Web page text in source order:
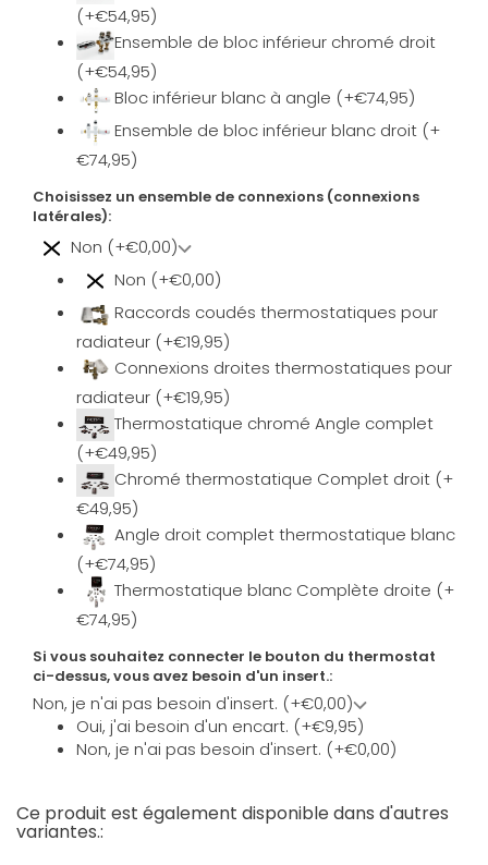
(+€54,95)
Ensemble de bloc inférieur chromé droit
(+€54,95)
Bloc inférieur blanc à angle (+€74,95)
Ensemble de bloc inférieur blanc droit (+
€74,95)
Choisissez un ensemble de connexions (connexions
latérales):
Non (+€0,00)
Non (+€0,00)
Raccords coudés thermostatiques pour
radiateur (+€19,95)
Connexions droites thermostatiques pour
radiateur (+€19,95)
Thermostatique chromé Angle complet
(+€49,95)
Chromé thermostatique Complet droit (+
€49,95)
Angle droit complet thermostatique blanc
(+€74,95)
Thermostatique blanc Complète droite (+
€74,95)
Si vous souhaitez connecter le bouton du thermostat
ci-dessus, vous avez besoin d'un insert.:
Non, je n'ai pas besoin d'insert. (+€0,00)
Oui, j'ai besoin d'un encart. (+€9,95)
Non, je n'ai pas besoin d'insert. (+€0,00)
Ce produit est également disponible dans d'autres
variantes.: